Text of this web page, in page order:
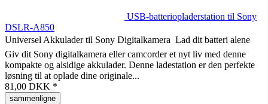
USB-batteriopladerstation til Sony
DSLR-A850
Universel Akkulader til Sony Digitalkamera  Lad dit batteri alene
Giv dit Sony digitalkamera eller camcorder et nyt liv med denne
kompakte og alsidige akkulader. Denne ladestation er den perfekte
løsning til at oplade dine originale...
81,00 DKK *
sammenligne